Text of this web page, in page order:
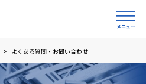
よくある質問・お問い合わせ